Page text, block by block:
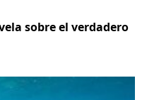
sobre el verdadero